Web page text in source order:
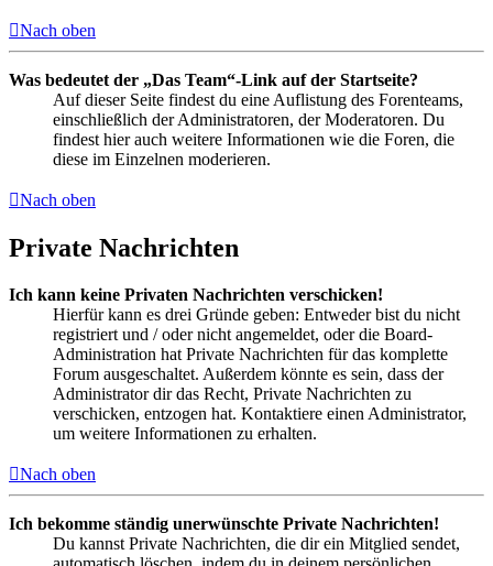
Nach oben
Was bedeutet der „Das Team“-Link auf der Startseite?
Auf dieser Seite findest du eine Auflistung des Forenteams,
einschließlich der Administratoren, der Moderatoren. Du
findest hier auch weitere Informationen wie die Foren, die
diese im Einzelnen moderieren.
Nach oben
Private Nachrichten
Ich kann keine Privaten Nachrichten verschicken!
Hierfür kann es drei Gründe geben: Entweder bist du nicht
registriert und / oder nicht angemeldet, oder die Board-
Administration hat Private Nachrichten für das komplette
Forum ausgeschaltet. Außerdem könnte es sein, dass der
Administrator dir das Recht, Private Nachrichten zu
verschicken, entzogen hat. Kontaktiere einen Administrator,
um weitere Informationen zu erhalten.
Nach oben
Ich bekomme ständig unerwünschte Private Nachrichten!
Du kannst Private Nachrichten, die dir ein Mitglied sendet,